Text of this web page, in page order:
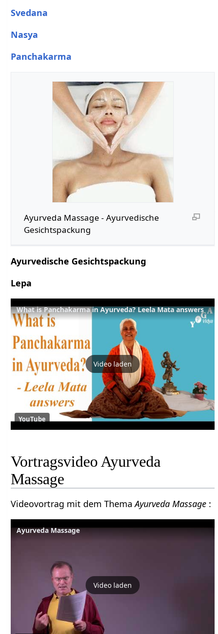
Svedana
Nasya
Panchakarma
Ayurveda Massage - Ayurvedische
Gesichtspackung
Ayurvedische Gesichtspackung
Lepa
What is Panchakarma in Ayurveda? Leela Mata answers
Video laden
YouTube
Vortragsvideo Ayurveda
Massage
Videovortrag mit dem ThemaAyurveda Massage :
Ayurveda Massage
Video laden